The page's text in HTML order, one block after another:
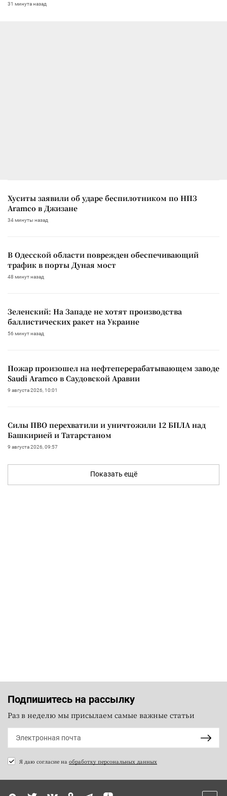
31 минута назад
Хуситы заявили об ударе беспилотником по НПЗ
Aramco в Джизане
34 минуты назад
В Одесской области поврежден обеспечивающий
трафик в порты Дуная мост
48 минут назад
Зеленский: На Западе не хотят производства
баллистических ракет на Украине
56 минут назад
Пожар произошел на нефтеперерабатывающем заводе
Saudi Aramco в Саудовской Аравии
9 августа 2026, 10:01
Силы ПВО перехватили и уничтожили 12 БПЛА над
Башкирией и Татарстаном
9 августа 2026, 09:57
Показать ещё
Подпишитесь на рассылку
Раз в неделю мы присылаем самые важные статьи
Я даю согласие на обработку персональных данных